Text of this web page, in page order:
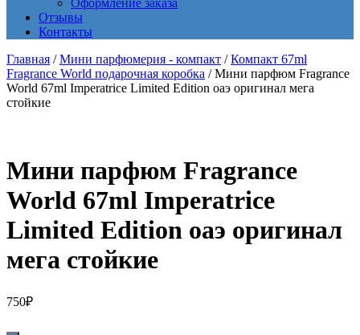
Оформление заказа
Отзывы
Контакты
Главная /Мини парфюмерия - компакт /Компакт 67ml
Fragrance World подарочная коробка / Мини парфюм Fragrance
World 67ml Imperatrice Limited Edition оаэ оригинал мега
стойкие
Мини парфюм Fragrance
World 67ml Imperatrice
Limited Edition оаэ оригинал
мега стойкие
750₽